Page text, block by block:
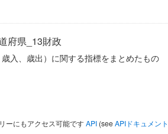
府県_13財政
入、歳出）に関する指標をまとめたもの
ーにもアクセス可能ですAPI (seeAPIドキュメント